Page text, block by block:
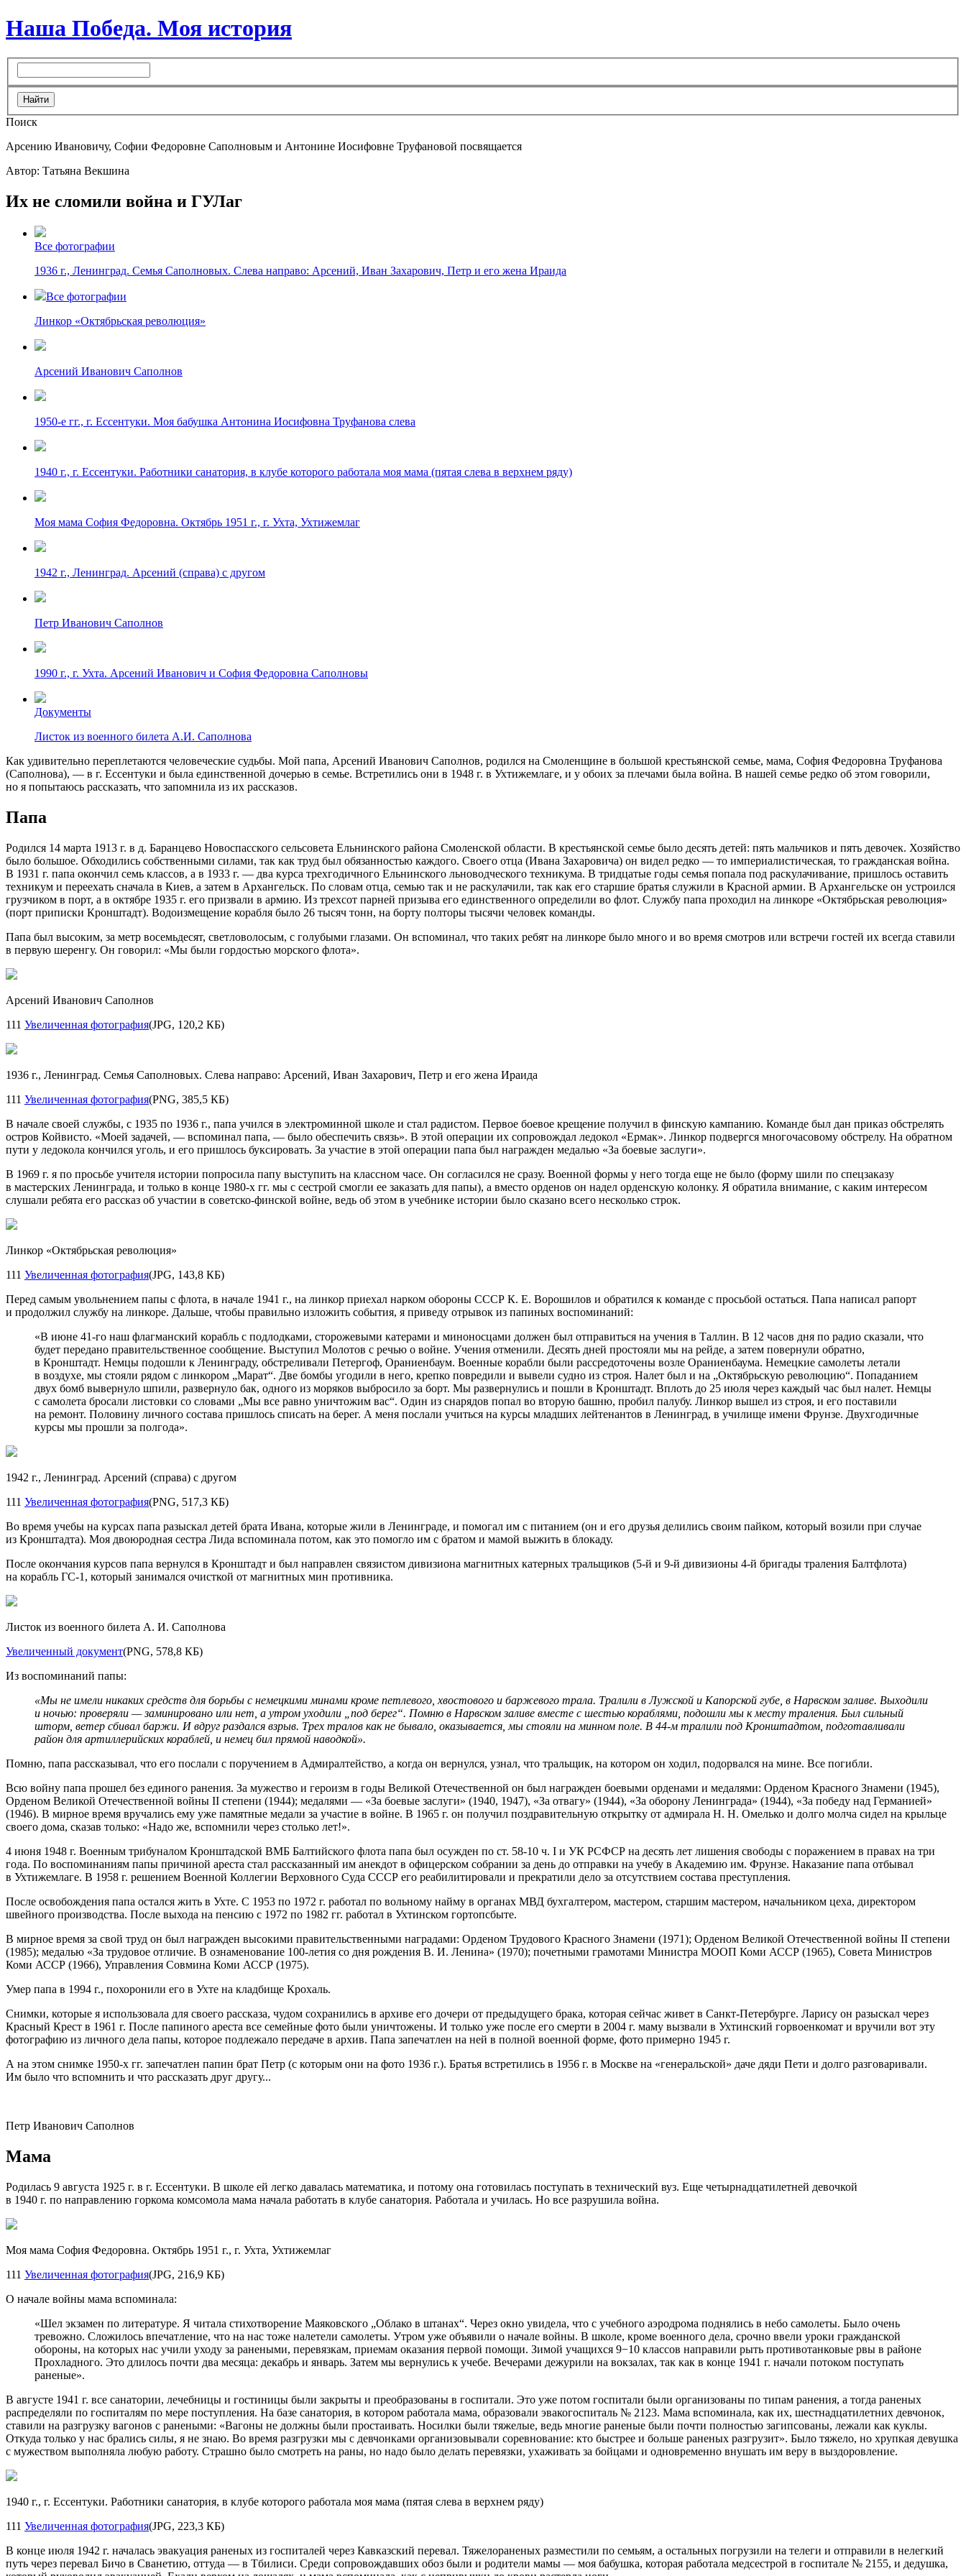
Наша Победа. Моя история
Поиск
Арсению Ивановичу, Софии Федоровне Саполновым и Антонине Иосифовне Труфановой посвящается
Автор: Татьяна Векшина
Их не сломили война и ГУЛаг
Все фотографии
1936 г., Ленинград. Семья Саполновых. Слева направо: Арсений, Иван Захарович, Петр и его жена Ираида
Все фотографии
Линкор «Октябрьская революция»
Арсений Иванович Саполнов
1950-е гг., г. Ессентуки. Моя бабушка Антонина Иосифовна Труфанова слева
1940 г., г. Ессентуки. Работники санатория, в клубе которого работала моя мама (пятая слева в верхнем ряду)
Моя мама София Федоровна. Октябрь 1951 г., г. Ухта, Ухтижемлаг
1942 г., Ленинград. Арсений (справа) с другом
Петр Иванович Саполнов
1990 г., г. Ухта. Арсений Иванович и София Федоровна Саполновы
Документы
Листок из военного билета А.И. Саполнова
Как удивительно переплетаются человеческие судьбы. Мой папа, Арсений Иванович Саполнов, родился на Смоленщине в большой крестьянской семье, мама, София Федоровна Труфанова
(Саполнова), — в г. Ессентуки и была единственной дочерью в семье. Встретились они в 1948 г. в Ухтижемлаге, и у обоих за плечами была война. В нашей семье редко об этом говорили,
но я попытаюсь рассказать, что запомнила из их рассказов.
Папа
Родился 14 марта 1913 г. в д. Баранцево Новоспасского сельсовета Ельнинского района Смоленской области. В крестьянской семье было десять детей: пять мальчиков и пять девочек. Хозяйство
было большое. Обходились собственными силами, так как труд был обязанностью каждого. Своего отца (Ивана Захаровича) он видел редко — то империалистическая, то гражданская война.
В 1931 г. папа окончил семь классов, а в 1933 г. — два курса трехгодичного Ельнинского льноводческого техникума. В тридцатые годы семья попала под раскулачивание, пришлось оставить
техникум и переехать сначала в Киев, а затем в Архангельск. По словам отца, семью так и не раскулачили, так как его старшие братья служили в Красной армии. В Архангельске он устроился
грузчиком в порт, а в октябре 1935 г. его призвали в армию. Из трехсот парней призыва его единственного определили во флот. Службу папа проходил на линкоре «Октябрьская революция»
(порт приписки Кронштадт). Водоизмещение корабля было 26 тысяч тонн, на борту полторы тысячи человек команды.
Папа был высоким, за метр восемьдесят, светловолосым, с голубыми глазами. Он вспоминал, что таких ребят на линкоре было много и во время смотров или встречи гостей их всегда ставили
в первую шеренгу. Он говорил: «Мы были гордостью морского флота».
Арсений Иванович Саполнов
111 Увеличенная фотография(JPG, 120,2 КБ)
1936 г., Ленинград. Семья Саполновых. Слева направо: Арсений, Иван Захарович, Петр и его жена Ираида
111 Увеличенная фотография(PNG, 385,5 КБ)
В начале своей службы, с 1935 по 1936 г., папа учился в электроминной школе и стал радистом. Первое боевое крещение получил в финскую кампанию. Команде был дан приказ обстрелять
остров Койвисто. «Моей задачей, — вспоминал папа, — было обеспечить связь». В этой операции их сопровождал ледокол «Ермак». Линкор подвергся многочасовому обстрелу. На обратном
пути у ледокола кончился уголь, и его пришлось буксировать. За участие в этой операции папа был награжден медалью «За боевые заслуги».
В 1969 г. я по просьбе учителя истории попросила папу выступить на классном часе. Он согласился не сразу. Военной формы у него тогда еще не было (форму шили по спецзаказу
в мастерских Ленинграда, и только в конце 1980-х гг. мы с сестрой смогли ее заказать для папы), а вместо орденов он надел орденскую колонку. Я обратила внимание, с каким интересом
слушали ребята его рассказ об участии в советско-финской войне, ведь об этом в учебнике истории было сказано всего несколько строк.
Линкор «Октябрьская революция»
111 Увеличенная фотография(JPG, 143,8 КБ)
Перед самым увольнением папы с флота, в начале 1941 г., на линкор приехал нарком обороны СССР К. Е. Ворошилов и обратился к команде с просьбой остаться. Папа написал рапорт
и продолжил службу на линкоре. Дальше, чтобы правильно изложить события, я приведу отрывок из папиных воспоминаний:
«В июне 41-го наш флагманский корабль с подлодками, сторожевыми катерами и миноносцами должен был отправиться на учения в Таллин. В 12 часов дня по радио сказали, что
будет передано правительственное сообщение. Выступил Молотов с речью о войне. Учения отменили. Десять дней простояли мы на рейде, а затем повернули обратно,
в Кронштадт. Немцы подошли к Ленинграду, обстреливали Петергоф, Ораниенбаум. Военные корабли были рассредоточены возле Ораниенбаума. Немецкие самолеты летали
в воздухе, мы стояли рядом с линкором „Марат“. Две бомбы угодили в него, крепко повредили и вывели судно из строя. Налет был и на „Октябрьскую революцию“. Попаданием
двух бомб вывернуло шпили, развернуло бак, одного из моряков выбросило за борт. Мы развернулись и пошли в Кронштадт. Вплоть до 25 июля через каждый час был налет. Немцы
с самолета бросали листовки со словами „Мы все равно уничтожим вас“. Один из снарядов попал во вторую башню, пробил палубу. Линкор вышел из строя, и его поставили
на ремонт. Половину личного состава пришлось списать на берег. А меня послали учиться на курсы младших лейтенантов в Ленинград, в училище имени Фрунзе. Двухгодичные
курсы мы прошли за полгода».
1942 г., Ленинград. Арсений (справа) с другом
111 Увеличенная фотография(PNG, 517,3 КБ)
Во время учебы на курсах папа разыскал детей брата Ивана, которые жили в Ленинграде, и помогал им с питанием (он и его друзья делились своим пайком, который возили при случае
из Кронштадта). Моя двоюродная сестра Лида вспоминала потом, как это помогло им с братом и мамой выжить в блокаду.
После окончания курсов папа вернулся в Кронштадт и был направлен связистом дивизиона магнитных катерных тральщиков (5-й и 9-й дивизионы 4-й бригады траления Балтфлота)
на корабль ГС-1, который занимался очисткой от магнитных мин противника.
Листок из военного билета А. И. Саполнова
Увеличенный документ(PNG, 578,8 КБ)
Из воспоминаний папы:
«Мы не имели никаких средств для борьбы с немецкими минами кроме петлевого, хвостового и баржевого трала. Тралили в Лужской и Капорской губе, в Нарвском заливе. Выходили
и ночью: проверяли — заминировано или нет, а утром уходили „под берег“. Помню в Нарвском заливе вместе с шестью кораблями, подошли мы к месту траления. Был сильный
шторм, ветер сбивал баржи. И вдруг раздался взрыв. Трех тралов как не бывало, оказывается, мы стояли на минном поле. В 44-м тралили под Кронштадтом, подготавливали
район для артиллерийских кораблей, и немец бил прямой наводкой».
Помню, папа рассказывал, что его послали с поручением в Адмиралтейство, а когда он вернулся, узнал, что тральщик, на котором он ходил, подорвался на мине. Все погибли.
Всю войну папа прошел без единого ранения. За мужество и героизм в годы Великой Отечественной он был награжден боевыми орденами и медалями: Орденом Красного Знамени (1945),
Орденом Великой Отечественной войны II степени (1944); медалями — «За боевые заслуги» (1940, 1947), «За отвагу» (1944), «За оборону Ленинграда» (1944), «За победу над Германией»
(1946). В мирное время вручались ему уже памятные медали за участие в войне. В 1965 г. он получил поздравительную открытку от адмирала Н. Н. Омелько и долго молча сидел на крыльце
своего дома, сказав только: «Надо же, вспомнили через столько лет!».
4 июня 1948 г. Военным трибуналом Кронштадской ВМБ Балтийского флота папа был осужден по ст. 58-10 ч. I и УК РСФСР на десять лет лишения свободы с поражением в правах на три
года. По воспоминаниям папы причиной ареста стал рассказанный им анекдот в офицерском собрании за день до отправки на учебу в Академию им. Фрунзе. Наказание папа отбывал
в Ухтижемлаге. В 1958 г. решением Военной Коллегии Верховного Суда СССР его реабилитировали и прекратили дело за отсутствием состава преступления.
После освобождения папа остался жить в Ухте. С 1953 по 1972 г. работал по вольному найму в органах МВД бухгалтером, мастером, старшим мастером, начальником цеха, директором
швейного производства. После выхода на пенсию с 1972 по 1982 гг. работал в Ухтинском гортопсбыте.
В мирное время за свой труд он был награжден высокими правительственными наградами: Орденом Трудового Красного Знамени (1971); Орденом Великой Отечественной войны II степени
(1985); медалью «За трудовое отличие. В ознаменование 100-летия со дня рождения В. И. Ленина» (1970); почетными грамотами Министра МООП Коми АССР (1965), Совета Министров
Коми АССР (1966), Управления Совмина Коми АССР (1975).
Умер папа в 1994 г., похоронили его в Ухте на кладбище Крохаль.
Снимки, которые я использовала для своего рассказа, чудом сохранились в архиве его дочери от предыдущего брака, которая сейчас живет в Санкт-Петербурге. Ларису он разыскал через
Красный Крест в 1961 г. После папиного ареста все семейные фото были уничтожены. И только уже после его смерти в 2004 г. маму вызвали в Ухтинский горвоенкомат и вручили вот эту
фотографию из личного дела папы, которое подлежало передаче в архив. Папа запечатлен на ней в полной военной форме, фото примерно 1945 г.
А на этом снимке 1950-х гг. запечатлен папин брат Петр (с которым они на фото 1936 г.). Братья встретились в 1956 г. в Москве на «генеральской» даче дяди Пети и долго разговаривали.
Им было что вспомнить и что рассказать друг другу...
Петр Иванович Саполнов
Мама
Родилась 9 августа 1925 г. в г. Ессентуки. В школе ей легко давалась математика, и потому она готовилась поступать в технический вуз. Еще четырнадцатилетней девочкой
в 1940 г. по направлению горкома комсомола мама начала работать в клубе санатория. Работала и училась. Но все разрушила война.
Моя мама София Федоровна. Октябрь 1951 г., г. Ухта, Ухтижемлаг
111 Увеличенная фотография(JPG, 216,9 КБ)
О начале войны мама вспоминала:
«Шел экзамен по литературе. Я читала стихотворение Маяковского „Облако в штанах“. Через окно увидела, что с учебного аэродрома поднялись в небо самолеты. Было очень
тревожно. Сложилось впечатление, что на нас тоже налетели самолеты. Утром уже объявили о начале войны. В школе, кроме военного дела, срочно ввели уроки гражданской
обороны, на которых нас учили уходу за ранеными, перевязкам, приемам оказания первой помощи. Зимой учащихся 9−10 классов направили рыть противотанковые рвы в районе
Прохладного. Это длилось почти два месяца: декабрь и январь. Затем мы вернулись к учебе. Вечерами дежурили на вокзалах, так как в конце 1941 г. начали потоком поступать
раненые».
В августе 1941 г. все санатории, лечебницы и гостиницы были закрыты и преобразованы в госпитали. Это уже потом госпитали были организованы по типам ранения, а тогда раненых
распределяли по госпиталям по мере поступления. На базе санатория, в котором работала мама, образовали эвакогоспиталь № 2123. Мама вспоминала, как их, шестнадцатилетних девчонок,
ставили на разгрузку вагонов с ранеными: «Вагоны не должны были простаивать. Носилки были тяжелые, ведь многие раненые были почти полностью загипсованы, лежали как куклы.
Откуда только у нас брались силы, я не знаю. Во время разгрузки мы с девчонками организовывали соревнование: кто быстрее и больше раненых разгрузит». Было тяжело, но хрупкая девушка
с мужеством выполняла любую работу. Страшно было смотреть на раны, но надо было делать перевязки, ухаживать за бойцами и одновременно внушать им веру в выздоровление.
1940 г., г. Ессентуки. Работники санатория, в клубе которого работала моя мама (пятая слева в верхнем ряду)
111 Увеличенная фотография(JPG, 223,3 КБ)
В конце июля 1942 г. началась эвакуация раненых из госпиталей через Кавказский перевал. Тяжелораненых разместили по семьям, а остальных погрузили на телеги и отправили в нелегкий
путь через перевал Бичо в Сванетию, оттуда — в Тбилиси. Среди сопровождавших обоз были и родители мамы — моя бабушка, которая работала медсестрой в госпитале № 2155, и дедушка,